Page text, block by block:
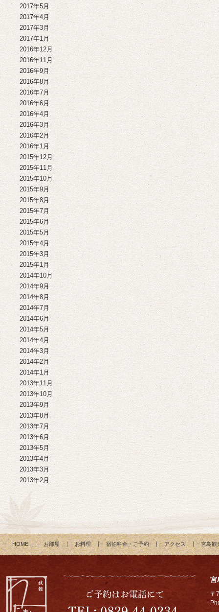
2017年5月
2017年4月
2017年3月
2017年1月
2016年12月
2016年11月
2016年9月
2016年8月
2016年7月
2016年6月
2016年4月
2016年3月
2016年2月
2016年1月
2015年12月
2015年11月
2015年10月
2015年9月
2015年8月
2015年7月
2015年6月
2015年5月
2015年4月
2015年3月
2015年1月
2014年10月
2014年9月
2014年8月
2014年7月
2014年6月
2014年5月
2014年4月
2014年3月
2014年2月
2014年1月
2013年11月
2013年10月
2013年9月
2013年8月
2013年7月
2013年6月
2013年5月
2013年4月
2013年3月
2013年2月
HOME お部屋 お料理 宿泊料金・ご予約 アクセス 宮島観
宮
〒